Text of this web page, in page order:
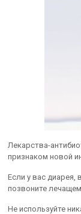
Лекарства-
признаком новой
Если у вас диарея,
позвоните
Не используйте